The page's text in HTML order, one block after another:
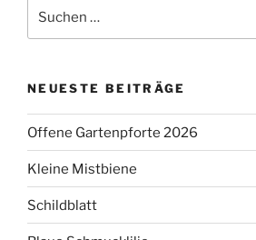
nach:
NEUESTE BEITRÄGE
Offene Gartenpforte 2026
Kleine Mistbiene
Schildblatt